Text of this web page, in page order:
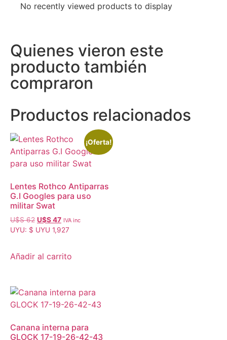
No recently viewed products to display
Quienes vieron este
producto también
compraron
Productos relacionados
¡Oferta!
Lentes Rothco Antiparras
G.I Googles para uso
militar Swat
U$S62 U$S47 IVA inc
UYU: $ UYU 1,927
Añadir al carrito
Canana interna para
GLOCK 17-19-26-42-43